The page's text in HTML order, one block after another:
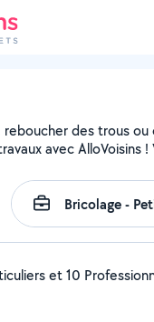
reboucher des trous
avec AlloVoisins
et 10